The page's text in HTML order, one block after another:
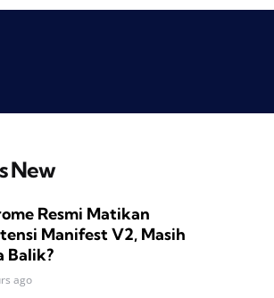
New
Resmi Matikan
Manifest V2, Masih
Balik?
ago